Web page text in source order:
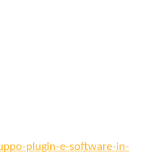
plugin-e-software-in-